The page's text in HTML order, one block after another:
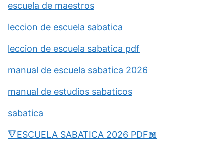
escuela de maestros
leccion de escuela sabatica
leccion de escuela sabatica pdf
manual de escuela sabatica 2026
manual de estudios sabaticos
sabatica
🔻ESCUELA SABATICA 2026 PDF📖